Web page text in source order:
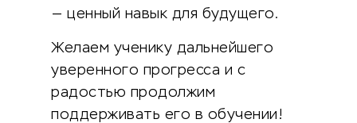
— ценный навык для будущего.
Желаем ученику дальнейшего
уверенного прогресса и с
радостью продолжим
поддерживать его в обучении!